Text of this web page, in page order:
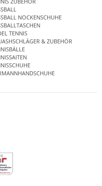
NOCKENSCHUHE
TENNIS
& ZUBEHÖR